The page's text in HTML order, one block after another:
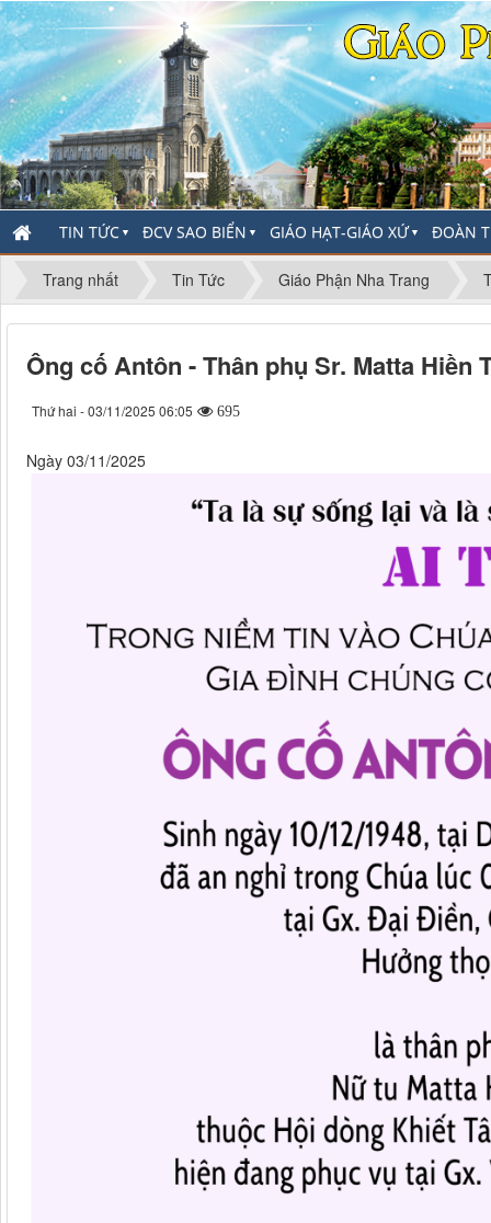
TIN TỨC ▼ ĐCV SAO BIỂN ▼ GIÁO HẠT-GIÁO XỨ▼ ĐOÀN
Trang nhất Tin Tức Giáo Phận Nha Trang
Ông cố Antôn - Thân phụ Sr. Matta Hiền
Thứ hai - 03/11/2025 06:05 695
Ngày 03/11/2025